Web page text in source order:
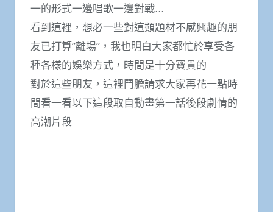
一的形式一邊唱歌一邊對戰…
看到這裡，想必一些對這類題材不感興趣的朋
友已打算”離場”，我也明白大家都忙於享受各
種各樣的娛樂方式，時間是十分寶貴的
對於這些朋友，這裡鬥膽請求大家再花一點時
間看一看以下這段取自動畫第一話後段劇情的
高潮片段